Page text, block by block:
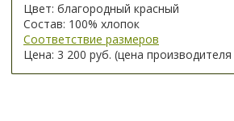
Цвет: благородный красный
Состав: 100% хлопок
Соответствие размеров
Цена: 3 200 руб. (цена производителя